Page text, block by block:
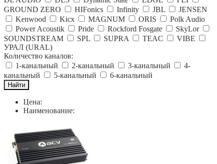
GROUND ZERO
HIFonics Infinity JBL
JENSEN
Kenwood
Kicx MAGNUM ORIS
Polk Audio
Power Acoustik
Pride Rockford Fosgate
SkyLor
SOUNDSTREAM
SPL SUPRA TEAC
VIBE
УРАЛ (URAL)
Количество каналов:
1-канальный
2-канальный 3-канальный
4-
канальный
5-канальный 6-канальный
Цена:
Наименование: